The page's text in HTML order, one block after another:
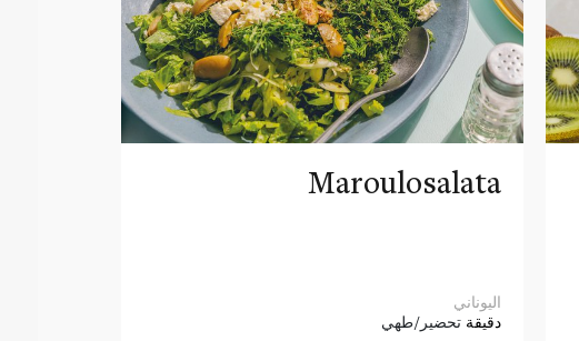
Maroulosalata
اليوناني
دقيقة تحضير/طهي